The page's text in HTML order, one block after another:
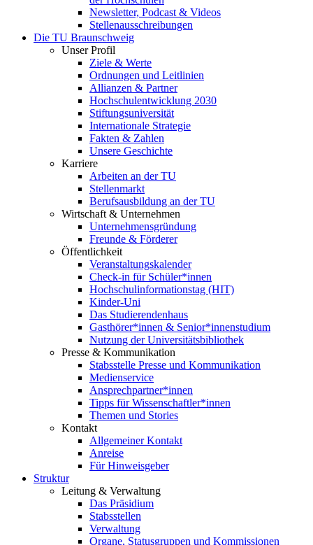
Newsletter, Podcast & Videos
Stellenausschreibungen
Die TU Braunschweig
Unser Profil
Ziele & Werte
Ordnungen und Leitlinien
Allianzen & Partner
Hochschulentwicklung 2030
Stiftungsuniversität
Internationale Strategie
Fakten & Zahlen
Unsere Geschichte
Karriere
Arbeiten an der TU
Stellenmarkt
Berufsausbildung an der TU
Wirtschaft & Unternehmen
Unternehmensgründung
Freunde & Förderer
Öffentlichkeit
Veranstaltungskalender
Check-in für Schüler*innen
Hochschulinformationstag (HIT)
Kinder-Uni
Das Studierendenhaus
Gasthörer*innen & Senior*innenstudium
Nutzung der Universitätsbibliothek
Presse & Kommunikation
Stabsstelle Presse und Kommunikation
Medienservice
Ansprechpartner*innen
Tipps für Wissenschaftler*innen
Themen und Stories
Kontakt
Allgemeiner Kontakt
Anreise
Für Hinweisgeber
Struktur
Leitung & Verwaltung
Das Präsidium
Stabsstellen
Verwaltung
Organe, Statusgruppen und Kommissionen